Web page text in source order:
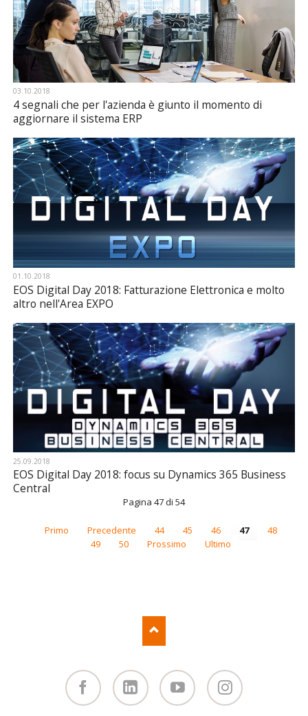
03.10.2018
4 segnali che per l'azienda è giunto il momento di
aggiornare il sistema ERP
01.10.2018
EOS Digital Day 2018: Fatturazione Elettronica e molto
altro nell'Area EXPO
25.09.2018
EOS Digital Day 2018: focus su Dynamics 365 Business
Central
Pagina 47 di 54
Primo Precedente 44 45 46 47
48
49
50 Prossimo Ultimo